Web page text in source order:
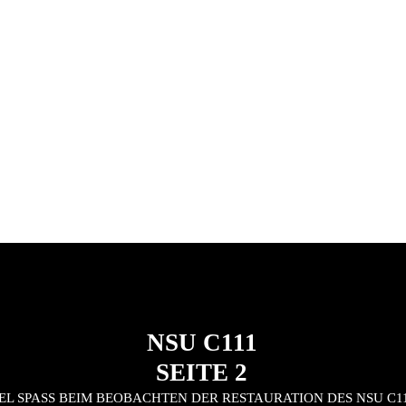
NSU C111
SEITE 2
SPASS BEIM BEOBACHTEN DER RESTAURATION DES NSU